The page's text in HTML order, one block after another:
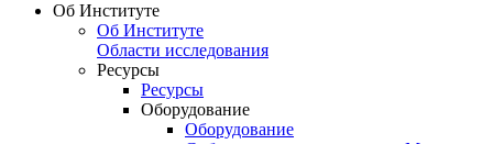
Об Институте
Об Институте
Области исследования
Ресурсы
Ресурсы
Оборудование
Оборудование